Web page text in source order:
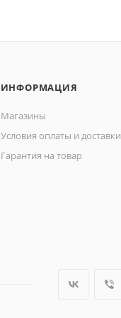
ИНФОРМАЦИЯ
Магазины
Условия оплаты и доставки
Гарантия на товар